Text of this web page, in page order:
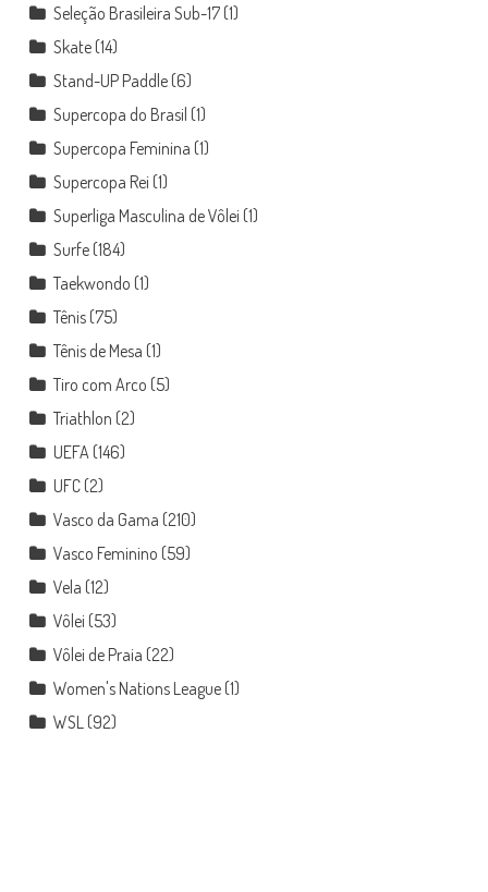
Seleção Brasileira Sub-17(1)
Skate(14)
Stand-UP Paddle(6)
Supercopa do Brasil (1)
Supercopa Feminina (1)
Supercopa Rei (1)
Superliga Masculina de Vôlei (1)
Surfe(184)
Taekwondo (1)
Tênis(75)
Tênis de Mesa (1)
Tiro com Arco (5)
Triathlon (2)
UEFA (146)
UFC(2)
Vasco da Gama (210)
Vasco Feminino (59)
Vela (12)
Vôlei (53)
Vôlei de Praia (22)
Women's Nations League(1)
WSL (92)